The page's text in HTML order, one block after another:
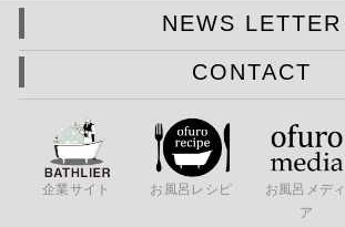
NEWS LETTER
CONTACT
企業サイト お風呂レシピ
お風呂メディ
ア